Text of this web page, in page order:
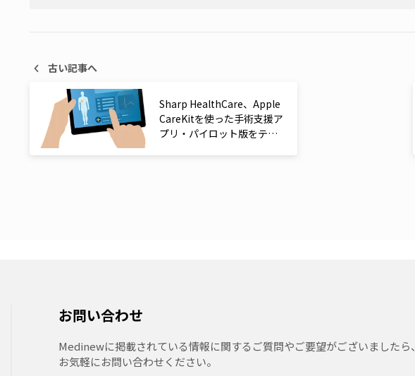
古い記事へ
Sharp HealthCare、Apple
CareKitを使った手術支援ア
プリ・パイロット版をテス
お問い合わせ
Medinewに掲載されている情報に関するご質問やご要望がございましたら、
お気軽にお問い合わせください。